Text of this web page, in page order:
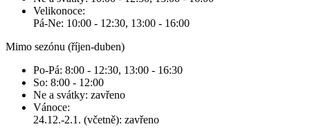
Velikonoce:
Pá-Ne: 10:00 - 12:30, 13:00 - 16:00
Mimo sezónu (říjen-duben)
Po-Pá: 8:00 - 12:30, 13:00 - 16:30
So: 8:00 - 12:00
Ne a svátky: zavřeno
Vánoce:
24.12.-2.1. (včetně): zavřeno